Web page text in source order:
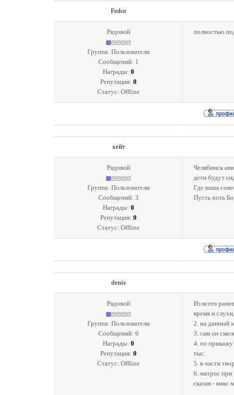
Fedor
Рядовой
Группа: Пользователи
Сообщений: 1
Награды: 0
Репутация: 0
Статус: Offline
полностью
хейт
Рядовой
Группа: Пользователи
Сообщений: 3
Награды: 0
Репутация: 0
Статус: Offline
Челябинск
дети будут
Где ваша
Пусть хоть
denis
Рядовой
Группа: Пользователи
Сообщений: 6
Награды: 0
Репутация: 0
Статус: Offline
Из всего
время и
2. на данный
3. сам он
4. по прикажу
тыс.
5. в части
6. матрос при
сказав - макс